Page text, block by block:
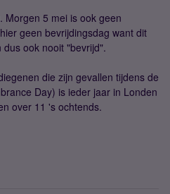
Morgen 5 mei is ook geen
geen bevrijdingsdag want dit
ook nooit "bevrijd".
die zijn gevallen tijdens de
Day) is ieder jaar in Londen
over 11 's ochtends.